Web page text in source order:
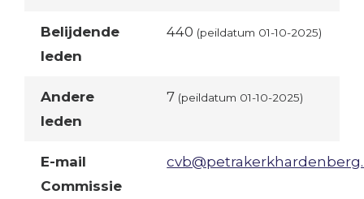
Belijdende
leden
440 (peildatum 01-10-2025)
Andere
leden
7 (peildatum 01-10-2025)
E-mail
Commissie